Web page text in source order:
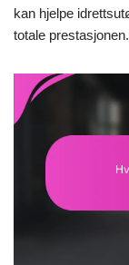
kan hjelpe
totale prestasjonen.